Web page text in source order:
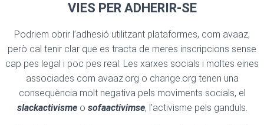
VIES PER ADHERIR-SE
Podriem obrir l’adhesió utilitzant plataformes, com avaaz,
però cal tenir clar que es tracta de meres inscripcions sense
cap pes legal i poc pes real. Les xarxes socials i moltes eines
associades com avaaz.org o change.org tenen una
consequència molt negativa pels moviments socials, el
slackactivismeo sofaactivimse, l’activisme pels ganduls.